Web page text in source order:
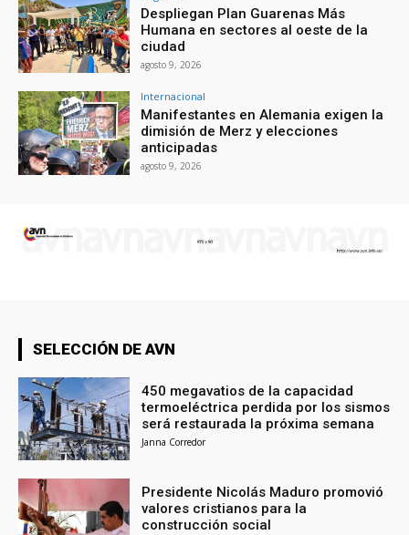
Despliegan Plan Guarenas Más
Humana en sectores al oeste de la
ciudad
agosto 9, 2026
Internacional
Manifestantes en Alemania exigen la
dimisión de Merz y elecciones
anticipadas
agosto 9, 2026
SELECCIÓN DE AVN
450 megavatios de la capacidad
termoeléctrica perdida por los sismos
será restaurada la próxima semana
Janna Corredor
Presidente Nicolás Maduro promovió
valores cristianos para la
construcción social